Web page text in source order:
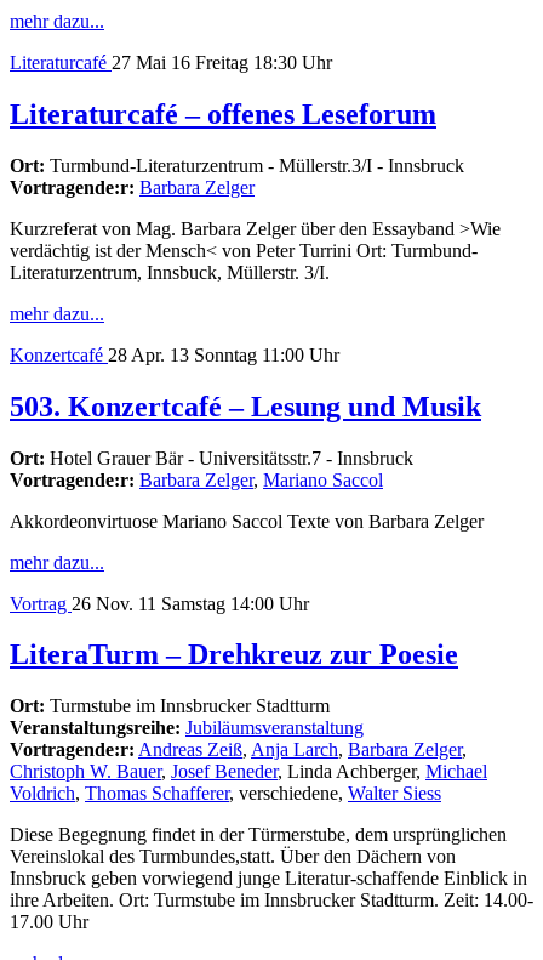
mehr dazu...
Literaturcafé 27 Mai 16 Freitag 18:30 Uhr
Literaturcafé – offenes Leseforum
Ort: Turmbund-Literaturzentrum - Müllerstr.3/I - Innsbruck
Vortragende:r: Barbara Zelger
Kurzreferat von Mag. Barbara Zelger über den Essayband >Wie
verdächtig ist der Mensch< von Peter Turrini Ort: Turmbund-
Literaturzentrum, Innsbuck, Müllerstr. 3/I.
mehr dazu...
Konzertcafé 28 Apr. 13 Sonntag 11:00 Uhr
503. Konzertcafé – Lesung und Musik
Ort: Hotel Grauer Bär - Universitätsstr.7 - Innsbruck
Vortragende:r: Barbara Zelger, Mariano Saccol
Akkordeonvirtuose Mariano Saccol Texte von Barbara Zelger
mehr dazu...
Vortrag 26 Nov. 11 Samstag 14:00 Uhr
LiteraTurm – Drehkreuz zur Poesie
Ort: Turmstube im Innsbrucker Stadtturm
Veranstaltungsreihe: Jubiläumsveranstaltung
Vortragende:r: Andreas Zeiß, Anja Larch, Barbara Zelger,
Christoph W. Bauer, Josef Beneder, Linda Achberger, Michael
Voldrich, Thomas Schafferer, verschiedene, Walter Siess
Diese Begegnung findet in der Türmerstube, dem ursprünglichen
Vereinslokal des Turmbundes,statt. Über den Dächern von
Innsbruck geben vorwiegend junge Literatur-schaffende Einblick in
ihre Arbeiten. Ort: Turmstube im Innsbrucker Stadtturm. Zeit: 14.00-
17.00 Uhr